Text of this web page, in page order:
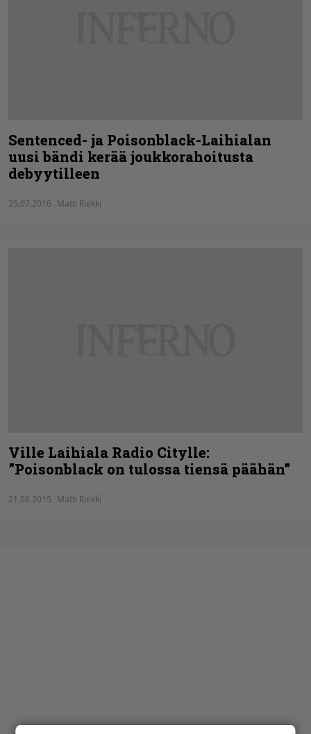
Sentenced- ja Poisonblack-Laihialan
uusi bändi kerää joukkorahoitusta
debyytilleen
25.07.2016 Matti Riekki
Ville Laihiala Radio Citylle:
”Poisonblack on tulossa tiensä päähän”
21.08.2015 Matti Riekki